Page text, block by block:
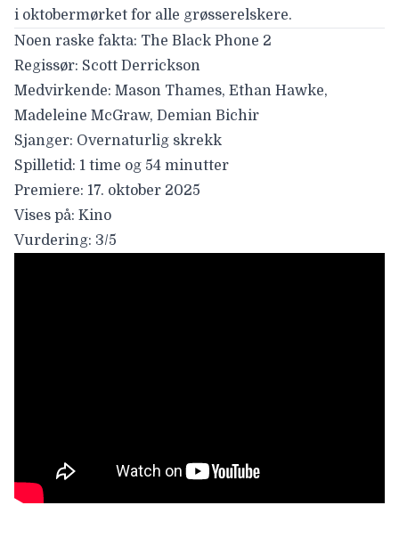
i oktobermørket for alle grøsserelskere.
Noen raske fakta: The Black Phone 2
Regissør: Scott Derrickson
Medvirkende: Mason Thames, Ethan Hawke,
Madeleine McGraw, Demian Bichir
Sjanger: Overnaturlig skrekk
Spilletid: 1 time og 54 minutter
Premiere: 17. oktober 2025
Vises på: Kino
Vurdering: 3/5